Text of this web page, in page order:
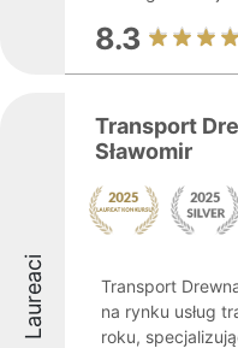
8.3
Laureaci
Transport
Sławomir
Transport
na rynku usług
roku,